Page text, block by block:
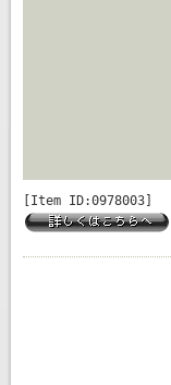
[Item ID:0978003]